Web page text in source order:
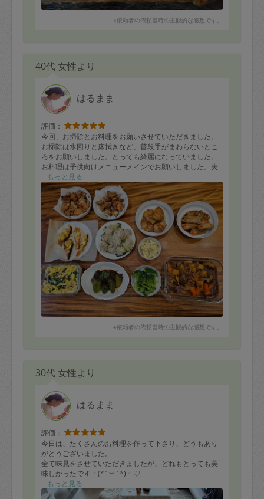
※依頼者の依頼当時の主観的な感想です。
40代 女性より
はるまま
評価：
今回、お掃除とお料理をお願いさせていただきました。
お掃除は水回りと床拭きなど、普段手がまわらないとこ
ろをお願いしました。とっても綺麗になっていました。
お料理は子供向けメニューメインでお願いしました。夫
も娘もとっても美味しいと好評でした！ありがとうござ
います。
【メニュー】
・煮込みハンバーグ
・鳥の唐揚げ
・焼売
・えのき、人参、アスパラの肉巻き
・ピーマンの肉詰め 甘辛煮
・チキン南蛮
・エビマカロニグラタン
・鮭のタルタルパン粉焼き
もっと見る
※依頼者の依頼当時の主観的な感想です。
30代 女性より
はるまま
評価：
今日は、たくさんのお料理を作って下さり、どうもあり
がとうございました。
全て味見をさせていただきましたが、どれもとっても美
味しかったです╰(*´︶`*)╯♡
また機会がありましたら、ぜひぜひよろしくお願い致し
ます。
もっと見る